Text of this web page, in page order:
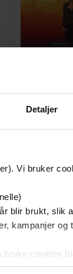
Detaljer
Vi bruker
blir brukt, slik
kampanjer og
cookies
Du kan
Gunn Marit
EBOK
Premium